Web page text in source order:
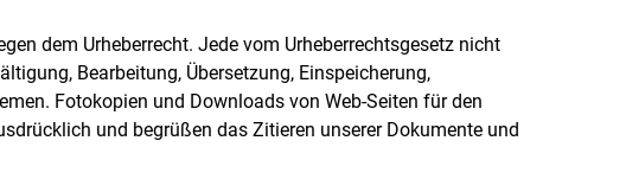
dem Urheberrecht. Jede vom Urheberrechtsgesetz nicht
Bearbeitung, Übersetzung, Einspeicherung,
Fotokopien und Downloads von Web-Seiten für den
und begrüßen das Zitieren unserer Dokumente und